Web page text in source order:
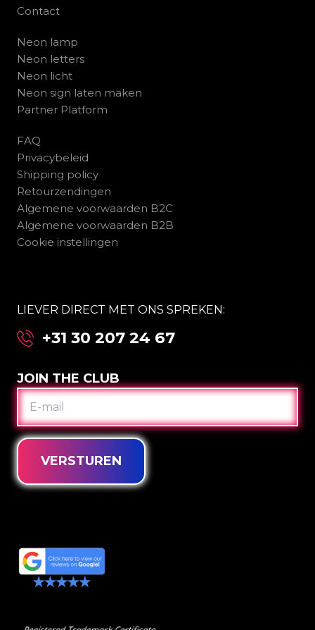
Contact
Neon lamp
Neon letters
Neon licht
Neon sign laten maken
Partner Platform
FAQ
Privacybeleid
Shipping policy
Retourzendingen
Algemene voorwaarden B2C
Algemene voorwaarden B2B
Cookie instellingen
LIEVER DIRECT MET ONS SPREKEN:
+31 30 207 24 67
JOIN THE CLUB
E-
MAIL
VERSTUREN